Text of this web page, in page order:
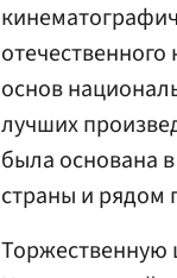
основ
лучших
была основана
страны и рядом
Торжественную